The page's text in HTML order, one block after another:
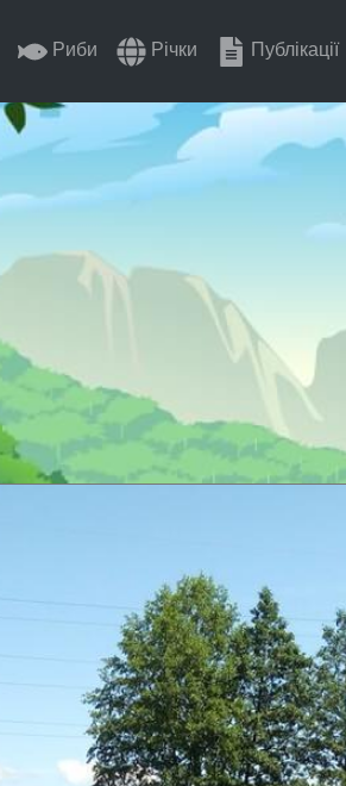
Риби Річки Публікації